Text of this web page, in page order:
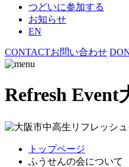
つどいに参加する
お知らせ
EN
CONTACTお問い合わせ
Refresh Event
トップページ
ふうせんの会について